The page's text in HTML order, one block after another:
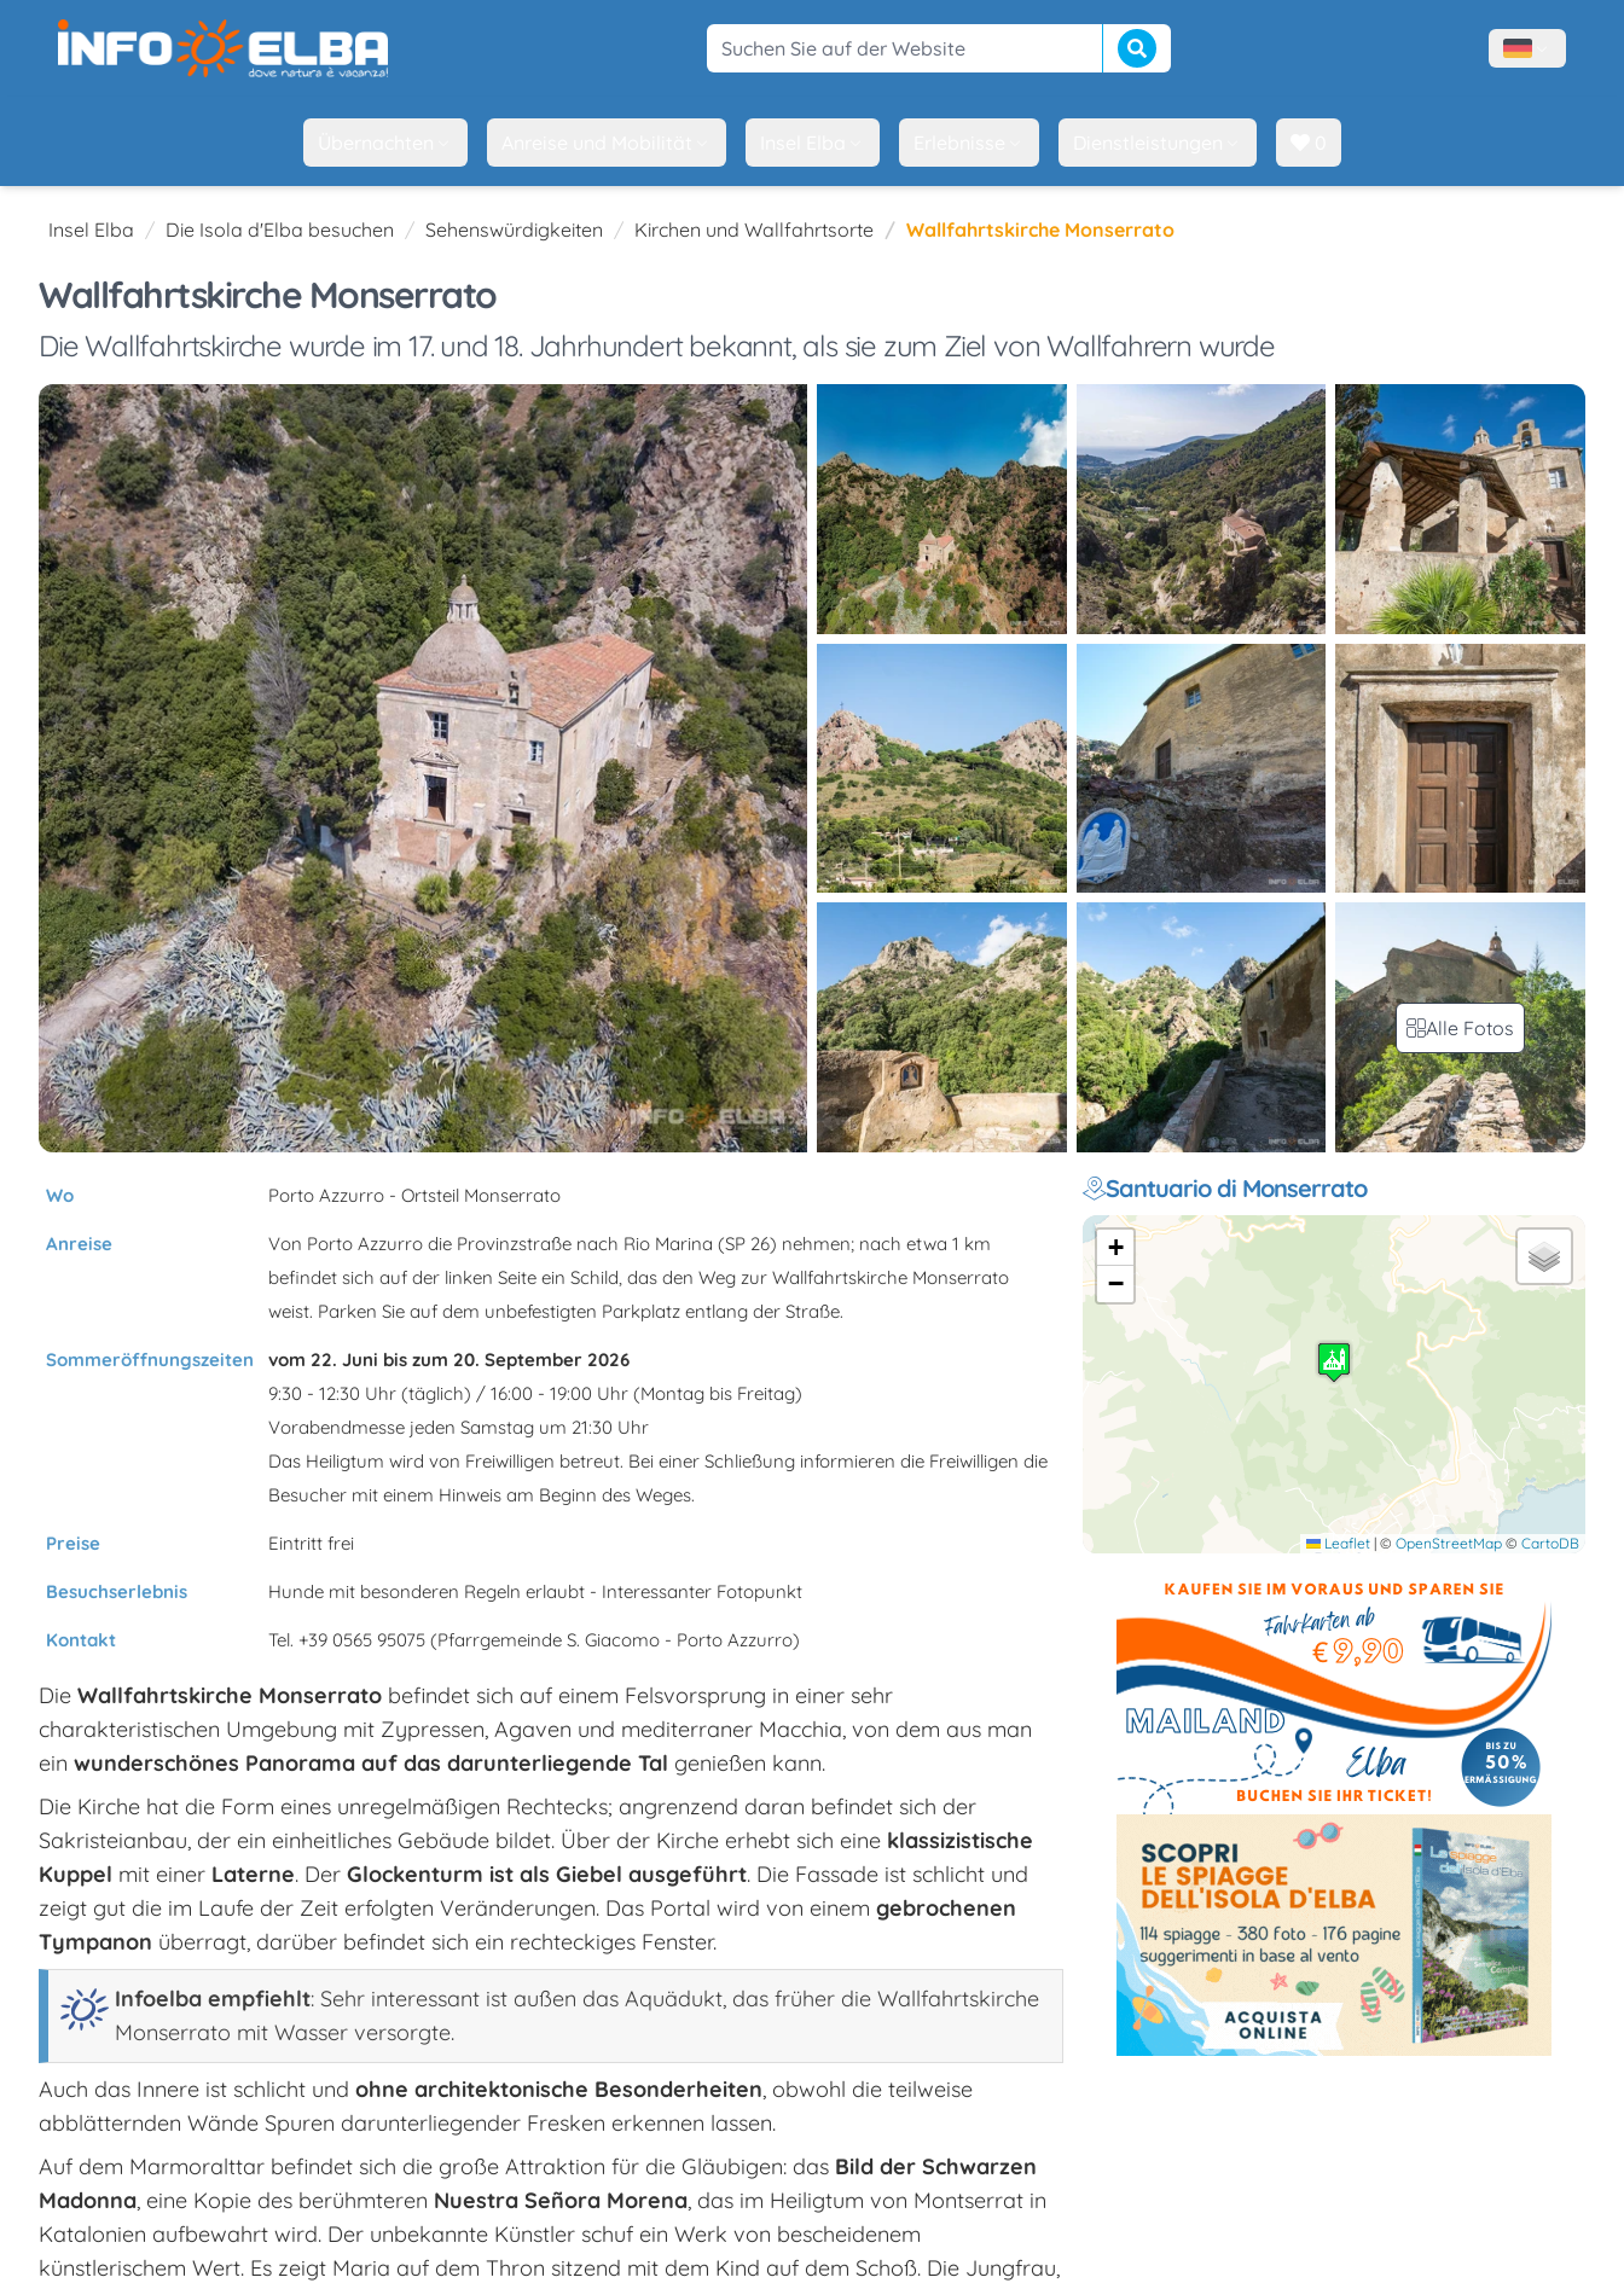
Suchen Sie auf der Website Suche beginnen Menù lingue
Insel Elba Die Isola d'Elba besuchen Sehenswürdigkeiten Kirchen und Wallfahrtsorte Wallfahrtskirche Monserrato
Wallfahrtskirche Monserrato
Die Wallfahrtskirche wurde im 17. und 18. Jahrhundert bekannt, als sie zum Ziel von Wallfahrern wurde
Alle Fotos
Wo Porto Azzurro - Ortsteil Monserrato
Anreise
Von Porto Azzurro die Provinzstraße nach Rio Marina (SP 26) nehmen; nach etwa 1 km
befindet sich auf der linken Seite ein Schild, das den Weg zur Wallfahrtskirche Monserrato
weist. Parken Sie auf dem unbefestigten Parkplatz entlang der Straße.
Sommeröffnungszeiten
vom 22. Juni bis zum 20. September 2026
9:30 - 12:30 Uhr (täglich) / 16:00 - 19:00 Uhr (Montag bis Freitag)
Vorabendmesse jeden Samstag um 21:30 Uhr
Das Heiligtum wird von Freiwilligen betreut. Bei einer Schließung informieren die Freiwilligen die
Besucher mit einem Hinweis am Beginn des Weges.
Preise Eintritt frei
Besuchserlebnis Hunde mit besonderen Regeln erlaubt - Interessanter Fotopunkt
Kontakt Tel. +39 0565 95075 (Pfarrgemeinde S. Giacomo - Porto Azzurro)
Die Wallfahrtskirche Monserrato befindet sich auf einem Felsvorsprung in einer sehr
charakteristischen Umgebung mit Zypressen, Agaven und mediterraner Macchia, von dem aus man
ein wunderschönes Panorama auf das darunterliegende Tal genießen kann.
Die Kirche hat die Form eines unregelmäßigen Rechtecks; angrenzend daran befindet sich der
Sakristeianbau, der ein einheitliches Gebäude bildet. Über der Kirche erhebt sich eine klassizistische
Kuppel mit einer Laterne. Der Glockenturm ist als Giebel ausgeführt. Die Fassade ist schlicht und
zeigt gut die im Laufe der Zeit erfolgten Veränderungen. Das Portal wird von einem gebrochenen
Tympanon überragt, darüber befindet sich ein rechteckiges Fenster.
Infoelba empfiehlt: Sehr interessant ist außen das Aquädukt, das früher die Wallfahrtskirche
Monserrato mit Wasser versorgte.
Auch das Innere ist schlicht und ohne architektonische Besonderheiten, obwohl die teilweise
abblätternden Wände Spuren darunterliegender Fresken erkennen lassen.
Auf dem Marmoralttar befindet sich die große Attraktion für die Gläubigen: das Bild der Schwarzen
Madonna, eine Kopie des berühmteren Nuestra Señora Morena, das im Heiligtum von Montserrat in
Katalonien aufbewahrt wird. Der unbekannte Künstler schuf ein Werk von bescheidenem
künstlerischem Wert. Es zeigt Maria auf dem Thron sitzend mit dem Kind auf dem Schoß. Die Jungfrau,
Santuario di Monserrato
+
−
Leaflet | © OpenStreetMap © CartoDB